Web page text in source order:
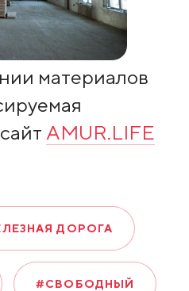
материалов
AMUR.LIFE
ДОРОГА
#СВОБОДНЫЙ